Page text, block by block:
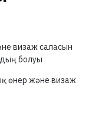
визаж саласын
болуы
өнер және визаж